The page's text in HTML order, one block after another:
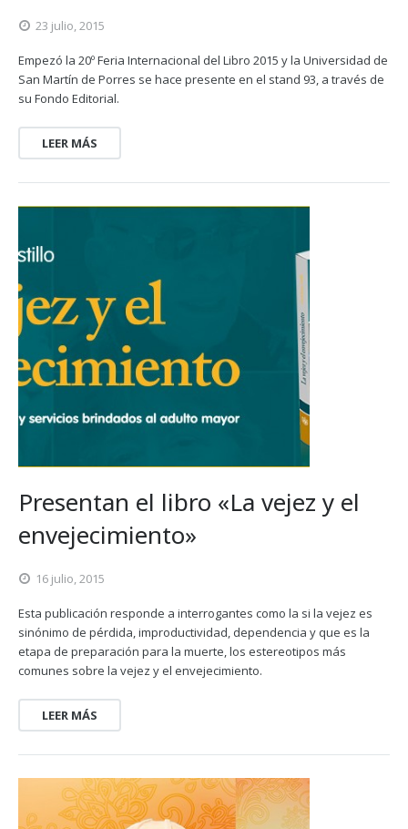
23 julio, 2015
Empezó la 20º Feria Internacional del Libro 2015 y la Universidad de
San Martín de Porres se hace presente en el stand 93, a través de
su Fondo Editorial.
LEER MÁS
Presentan el libro «La vejez y el
envejecimiento»
16 julio, 2015
Esta publicación responde a interrogantes como la si la vejez es
sinónimo de pérdida, improductividad, dependencia y que es la
etapa de preparación para la muerte, los estereotipos más
comunes sobre la vejez y el envejecimiento.
LEER MÁS